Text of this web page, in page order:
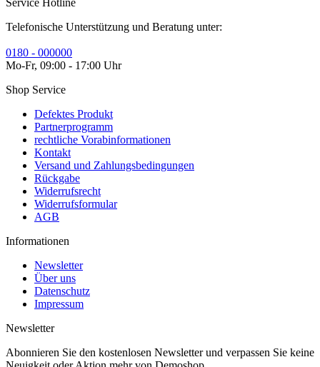
Telefonische Unterstützung und Beratung unter:
0180 - 000000
Mo-Fr, 09:00 - 17:00 Uhr
Shop Service
Defektes Produkt
Partnerprogramm
rechtliche Vorabinformationen
Kontakt
Versand und Zahlungsbedingungen
Rückgabe
Widerrufsrecht
Widerrufsformular
AGB
Informationen
Newsletter
Über uns
Datenschutz
Impressum
Newsletter
Abonnieren Sie den kostenlosen Newsletter und verpassen Sie keine